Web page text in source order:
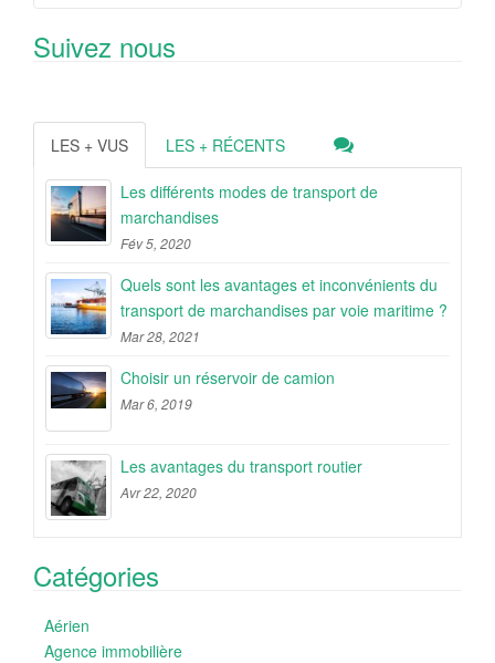
Suivez nous
LES + VUS LES + RÉCENTS
Les différents modes de transport de
marchandises
Fév 5, 2020
Quels sont les avantages et inconvénients du
transport de marchandises par voie maritime ?
Mar 28, 2021
Choisir un réservoir de camion
Mar 6, 2019
Les avantages du transport routier
Avr 22, 2020
Catégories
Aérien
Agence immobilière